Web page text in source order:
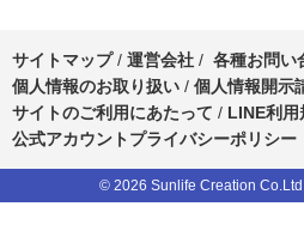
サイトマップ/ 運営会社 / 各種お問い
個人情報のお取り扱い / 個人情報開示
サイトのご利用にあたって / LINE利用
公式アカウントプライバシーポリシー
© 2026 Sunlife Creation Co.Ltd